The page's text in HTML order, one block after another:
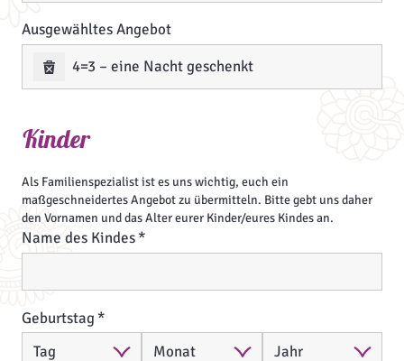
Ausgewähltes Angebot
4=3 – eine Nacht geschenkt
Kinder
Als Familienspezialist ist es uns wichtig, euch ein
maßgeschneidertes Angebot zu übermitteln. Bitte gebt uns daher
den Vornamen und das Alter eurer Kinder/eures Kindes an.
Name des Kindes
Geburtstag